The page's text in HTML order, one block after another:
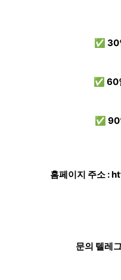
✅ 30
✅ 60
✅ 90
홈페이지 주소 :
문의 텔레